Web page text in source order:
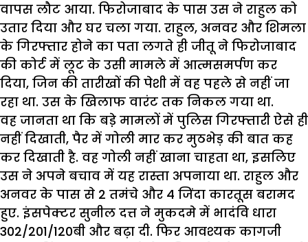
वापस लौट आया. फिरोजाबाद के पास उस ने राहुल को
उतार दिया और घर चला गया. राहुल, अनवर और शिमला
के गिरफ्तार होने का पता लगते ही जीतू ने फिरोजाबाद
की कोर्ट में लूट के उसी मामले में आत्मसमर्पण कर
दिया, जिन की तारीखों की पेशी में वह पहले से नहीं जा
रहा था. उस के खिलाफ वारंट तक निकल गया था.
वह जानता था कि बडे़ मामलों में पुलिस गिरफ्तारी ऐसे ही
नहीं दिखाती, पैर में गोली मार कर मुठभेड़ की बात कह
कर दिखाती है. वह गोली नहीं खाना चाहता था, इसलिए
उस ने अपने बचाव में यह रास्ता अपनाया था. राहुल और
अनवर के पास से 2 तमंचे और 4 जिंदा कारतूस बरामद
हुए. इंसपेक्टर सुनील दत्त ने मुकदमे में भादंवि धारा
302/201/120बी और बढ़ा दी. फिर आवश्यक कागजी